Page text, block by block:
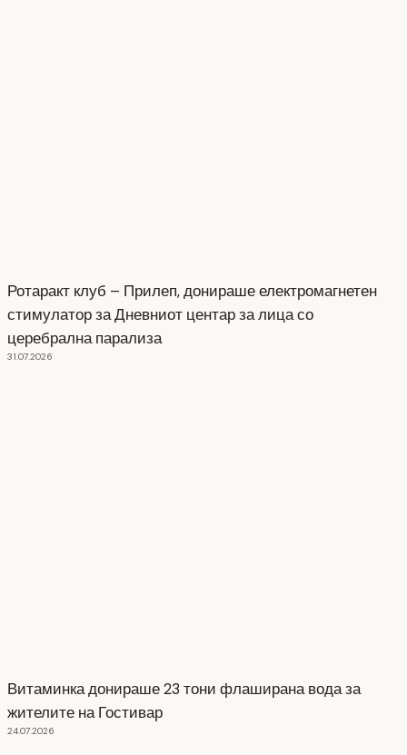
Ротаракт клуб – Прилеп, донираше електромагнетен
стимулатор за Дневниот центар за лица со
церебрална парализа
31.07.2026
Витаминка донираше 23 тони флаширана вода за
жителите на Гостивар
24.07.2026